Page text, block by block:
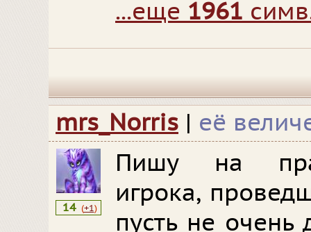
...еще 1961
mrs_Norris | её
14 (+1)
Пишу на
игрока,
пусть не очень